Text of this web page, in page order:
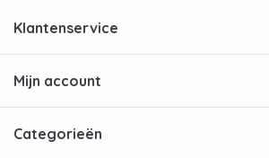
Klantenservice
Mijn account
Categorieën